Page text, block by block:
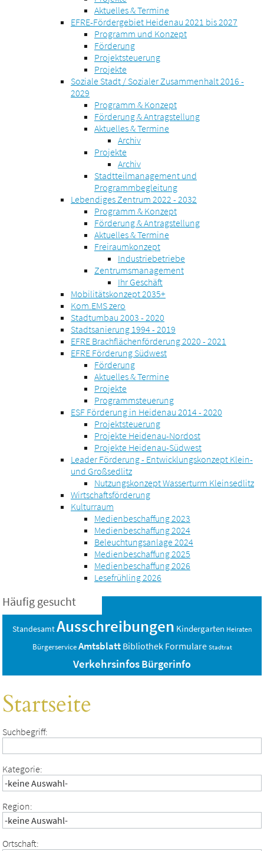
Aktuelles & Termine
EFRE-Fördergebiet Heidenau 2021 bis 2027
Programm und Konzept
Förderung
Projektsteuerung
Projekte
Soziale Stadt / Sozialer Zusammenhalt 2016 -
2029
Programm & Konzept
Förderung & Antragstellung
Aktuelles & Termine
Archiv
Projekte
Archiv
Stadtteilmanagement und
Programmbegleitung
Lebendiges Zentrum 2022 - 2032
Programm & Konzept
Förderung & Antragstellung
Aktuelles & Termine
Freiraumkonzept
Industriebetriebe
Zentrumsmanagement
Ihr Geschäft
Mobilitätskonzept 2035+
Kom.EMS zero
Stadtumbau 2003 - 2020
Stadtsanierung 1994 - 2019
EFRE Brachflächenförderung 2020 - 2021
EFRE Förderung Südwest
Förderung
Aktuelles & Termine
Projekte
Programmsteuerung
ESF Förderung in Heidenau 2014 - 2020
Projektsteuerung
Projekte Heidenau-Nordost
Projekte Heidenau-Südwest
Leader Förderung - Entwicklungskonzept Klein-
und Großsedlitz
Nutzungskonzept Wasserturm Kleinsedlitz
Wirtschaftsförderung
Kulturraum
Medienbeschaffung 2023
Medienbeschaffung 2024
Beleuchtungsanlage 2024
Medienbeschaffung 2025
Medienbeschaffung 2026
Lesefrühling 2026
Häufig gesucht
StandesamtAusschreibungen Kindergarten Heiraten
Bürgerservice Amtsblatt Bibliothek Formulare Stadtrat
VerkehrsinfosBürgerinfo
Startseite
Suchbegriff:
Kategorie:
Region:
Ortschaft: